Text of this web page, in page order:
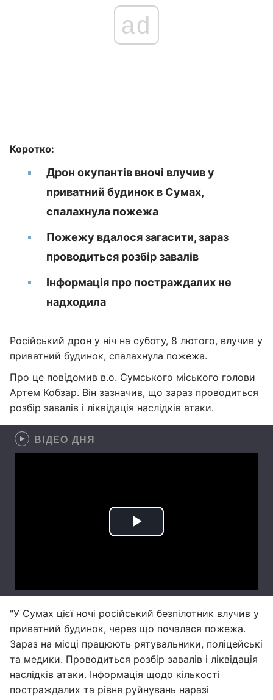
ad
Коротко:
Дрон окупантів вночі влучив у
приватний будинок в Сумах,
спалахнула пожежа
Пожежу вдалося загасити, зараз
проводиться розбір завалів
Інформація про постраждалих не
надходила
Російський дрон у ніч на суботу, 8 лютого, влучив у
приватний будинок, спалахнула пожежа.
Про це повідомив в.о. Сумського міського голови
Артем Кобзар. Він зазначив, що зараз проводиться
розбір завалів і ліквідація наслідків атаки.
ВІДЕО ДНЯ
"У Сумах цієї ночі російський безпілотник влучив у
приватний будинок, через що почалася пожежа.
Зараз на місці працюють рятувальники, поліцейські
та медики. Проводиться розбір завалів і ліквідація
наслідків атаки. Інформація щодо кількості
постраждалих та рівня руйнувань наразі